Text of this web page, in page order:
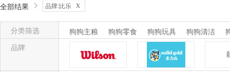
全部结果 品牌:比乐 x
分类筛选 狗狗主粮 狗狗零食 狗狗玩具 狗狗清洁
猫猫玩具
品牌